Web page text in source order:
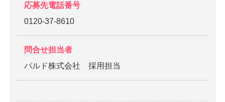
応募先電話番号
0120-37-8610
問合せ担当者
パルド株式会社 採用担当